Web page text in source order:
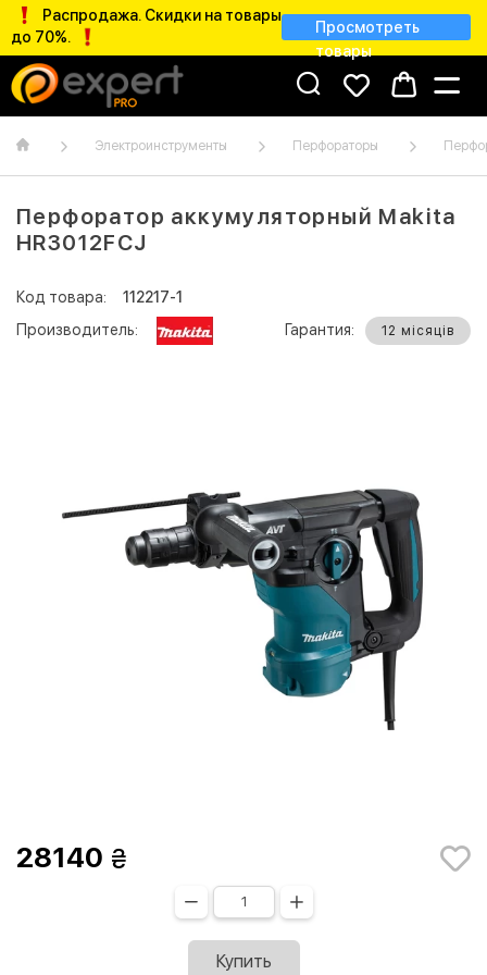
Распродажа. Скидки на товары
до 70%.
Просмотреть
товары
Электроинструменты Перфораторы
Перфоратор аккумуляторный Makita
HR3012FCJ
Код товара:
112217-1
Производитель:
Гарантия: 12 місяців
28140
Купить